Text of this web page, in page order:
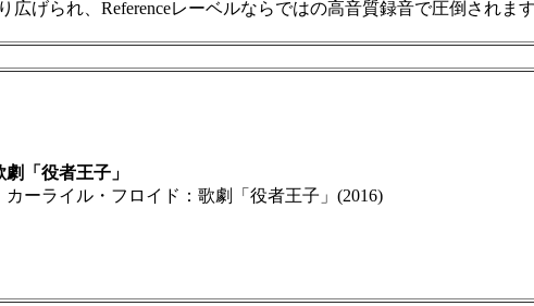
げられ、Referenceレーベルならではの高音質録音で圧倒されま
劇「役者王子」
ーライル・フロイド：歌劇「役者王子」(2016)